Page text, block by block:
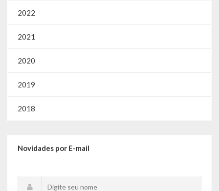
2022
2021
2020
2019
2018
Novidades por E-mail